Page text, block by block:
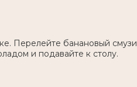
Перелейте банановый смузи
и подавайте к столу.